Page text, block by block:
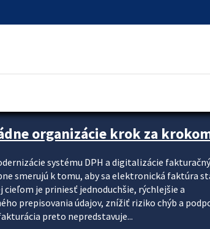
organizácie krok za
systému DPH a digitalizácie
smerujú k tomu, aby sa elektronická faktúra
je priniesť jednoduchšie, rýchlejšie a
prepisovania údajov, znížiť riziko chýb a
preto nepredstavuje...